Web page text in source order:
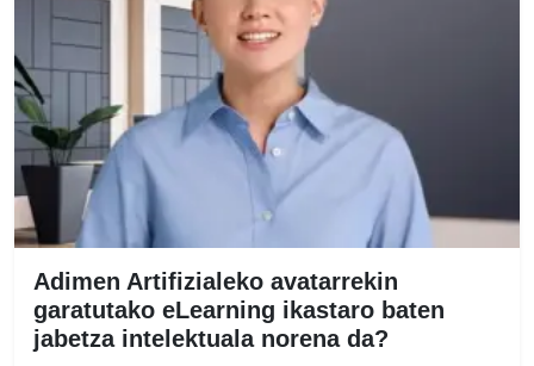
Adimen Artifizialeko avatarrekin
garatutako eLearning ikastaro baten
jabetza intelektuala norena da?